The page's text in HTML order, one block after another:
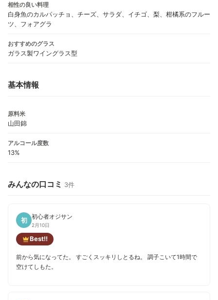
相性の良い料理
白身魚のカルパッチョ、チーズ、サラダ、イチゴ、梨、柑橘系のフルー
ツ、フォアグラ
おすすめのグラス
ガラス製ワイングラス型
基本情報
原料米
山田錦
アルコール度数
13%
みんなの口コミ 3件
初 初心者オジサン
2月10日
Best!!
前から気になってた。 すごくスッキリしとるね。 調子こいて1時間で
空けてしもた。